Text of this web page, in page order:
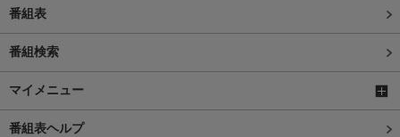
番組表
番組検索
マイメニュー
番組表ヘルプ